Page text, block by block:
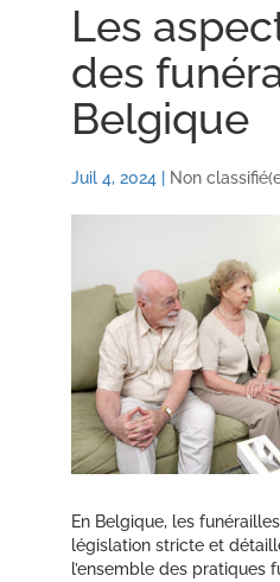
Les
des
Belgique
Juil 4, 2024| Non
En Belgique, les
législation stricte et
l’ensemble des pratiques